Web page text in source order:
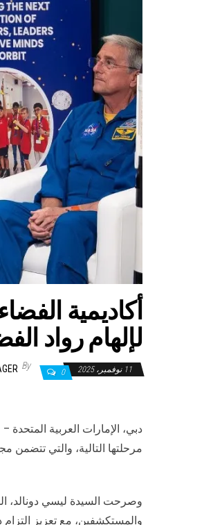
لإلهام رواد
11 نوفمبر، 2025 0
By
مرحلتها التالية، والتي تتضمن
وصرحت السيدة ليسي دونالد،
والمستكشفين، مع تعزيز التزام